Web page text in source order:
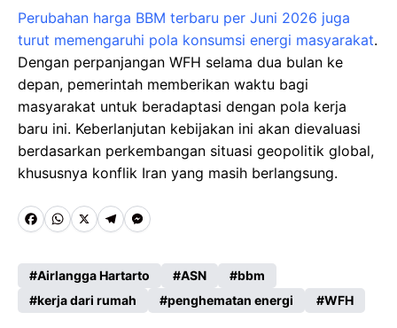
Perubahan harga BBM terbaru per Juni 2026 juga
turut memengaruhi pola konsumsi energi masyarakat.
Dengan perpanjangan WFH selama dua bulan ke
depan, pemerintah memberikan waktu bagi
masyarakat untuk beradaptasi dengan pola kerja
baru ini. Keberlanjutan kebijakan ini akan dievaluasi
berdasarkan perkembangan situasi geopolitik global,
khususnya konflik Iran yang masih berlangsung.
F
c
e
W
a
t
X T
l
e
M
s
s
Airlangga Hartarto ASN
bbm
kerja dari rumah
penghematan energi WFH